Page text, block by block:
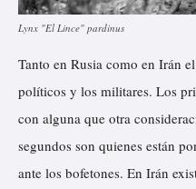
Lynx "El Lince" pardinus
Tanto en Rusia como en Irán
políticos y los militares. Los
con alguna que otra
segundos son quienes están
ante los bofetones. En Irán